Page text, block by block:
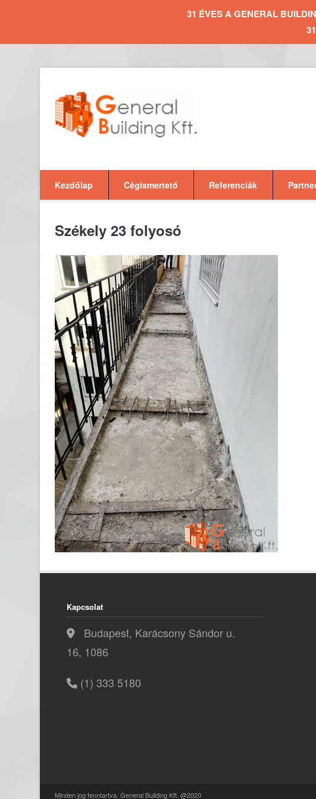
31 ÉVES A GENERAL
Kezdőlap Cégismertető Referenciák
Székely 23 folyosó
Kapcsolat
Budapest, Karácsony Sándor u.
16, 1086
(1) 333 5180
Minden jog fenntartva. General Building Kft. @2020